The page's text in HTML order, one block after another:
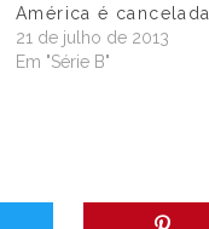
América é cancelada
21 de julho de 2013
Em "Série B"